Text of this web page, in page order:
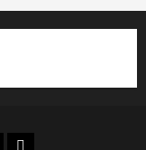
tentang